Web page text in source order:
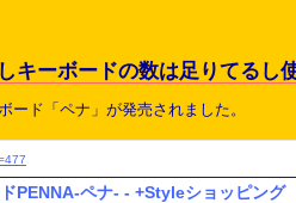
ーボードの数は足りてるし
ド「ペナ」が発売されました。
PENNA-ペナ- - +Styleショッピング